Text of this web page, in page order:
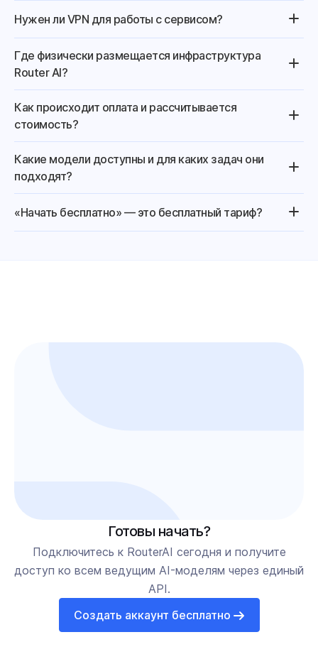
«центрального узла» для всех задач с LLM.
Нужен ли VPN для работы с сервисом?
Где физически размещается инфраструктура
Router AI?
Как происходит оплата и рассчитывается
стоимость?
Какие модели доступны и для каких задач они
подходят?
«Начать бесплатно» — это бесплатный тариф?
Готовы начать?
Подключитесь к RouterAI сегодня и получите
доступ ко всем ведущим AI-моделям через единый
API.
Создать аккаунт бесплатно